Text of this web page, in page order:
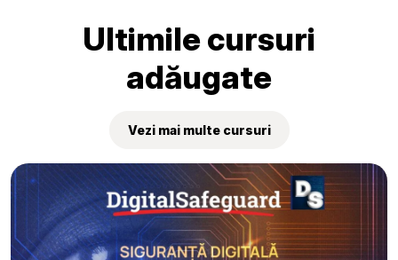
Ultimile cursuri
adăugate
Vezi mai multe cursuri